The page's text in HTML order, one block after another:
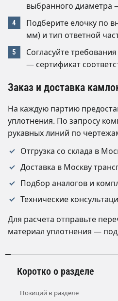
выбранного диаметра
Подберите елочку по
мм) и тип ответной
Согласуйте
— сертификат
Заказ и доставка
На каждую партию
уплотнения. По запросу
рукавных линий по
Отгрузка со склада в
Доставка в Москву
Подбор аналогов и
Технические
Для расчета отправьте
материал уплотнения —
Коротко о разделе
Позиций в разделе